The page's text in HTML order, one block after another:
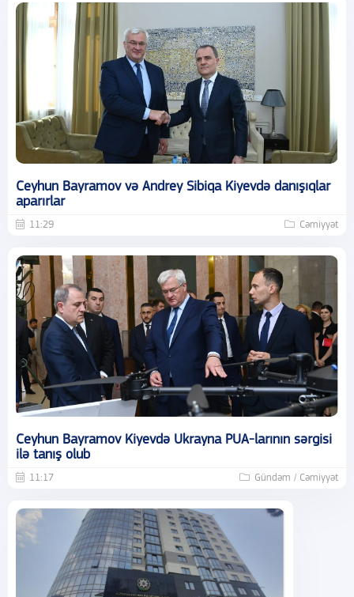
Ceyhun Bayramov və Andrey Sibiqa Kiyevdə danışıqlar
aparırlar
11:29 Cəmiyyət
Ceyhun Bayramov Kiyevdə Ukrayna PUA-larının sərgisi
ilə tanış olub
11:17 Gündəm / Cəmiyyət